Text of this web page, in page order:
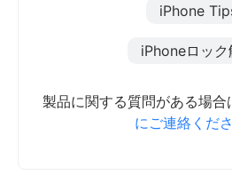
iPhone
iPhoneロック
製品に関する質問がある場合
にご連絡くだ